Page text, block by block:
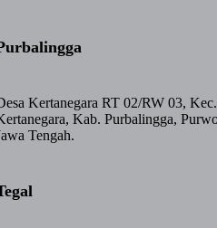
Kertanegara RT 02/RW 03, Kec.
Kab. Purbalingga,
Tengah.